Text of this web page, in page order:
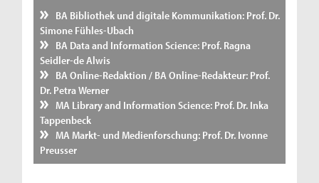
BA Bibliothek und digitale Kommunikation: Prof. Dr.
Simone Fühles-Ubach
BA Data and Information Science: Prof. Ragna
Seidler-de Alwis
BA Online-Redaktion / BA Online-Redakteur: Prof.
Dr. Petra Werner
MA Library and Information Science: Prof. Dr. Inka
Tappenbeck
MA Markt- und Medienforschung: Prof. Dr. Ivonne
Preusser